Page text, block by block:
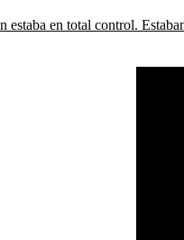
estaba en total control.